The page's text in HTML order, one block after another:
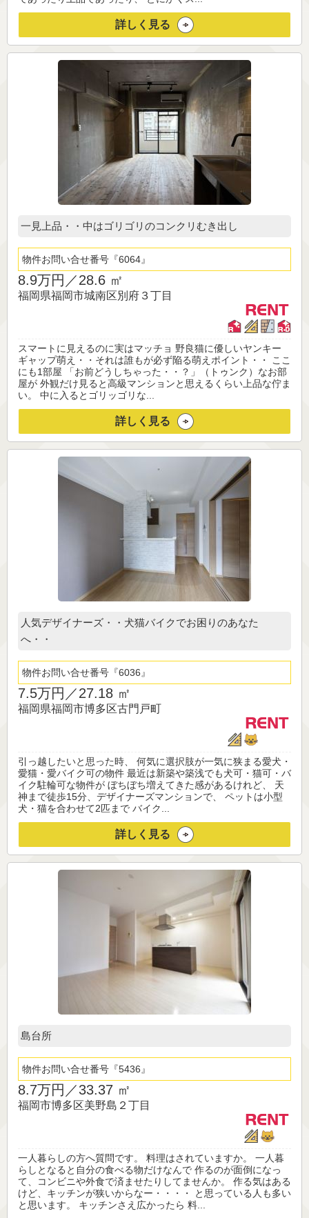
詳しく見る
一見上品・・中はゴリゴリのコンクリむき出し
物件お問い合せ番号 6064
8.9万円／28.6 ㎡
福岡県福岡市城南区別府３丁目
スマートに見えるのに実はマッチョ 野良猫に優しいヤンキー
ギャップ萌え・・それは誰もが必ず陥る萌えポイント・・ ここ
にも1部屋 「お前どうしちゃった・・？」（トゥンク）なお部
屋が 外観だけ見ると高級マンションと思えるくらい上品な佇ま
い。 中に入るとゴリッゴリな...
詳しく見る
人気デザイナーズ・・犬猫バイクでお困りのあなた
へ・・
物件お問い合せ番号 6036
7.5万円／27.18 ㎡
福岡県福岡市博多区古門戸町
引っ越したいと思った時、 何気に選択肢が一気に狭まる愛犬・
愛猫・愛バイク可の物件 最近は新築や築浅でも犬可・猫可・バ
イク駐輪可な物件が ぼちぼち増えてきた感があるけれど、 天
神まで徒歩15分、デザイナーズマンションで、 ペットは小型
犬・猫を合わせて2匹まで バイク...
詳しく見る
島台所
物件お問い合せ番号 5436
8.7万円／33.37 ㎡
福岡市博多区美野島２丁目
一人暮らしの方へ質問です。 料理はされていますか。 一人暮
らしとなると自分の食べる物だけなんで 作るのが面倒になっ
て、コンビニや外食で済ませたりしてませんか。 作る気はある
けど、キッチンが狭いからなー・・・・ と思っている人も多い
と思います。 キッチンさえ広かったら 料...